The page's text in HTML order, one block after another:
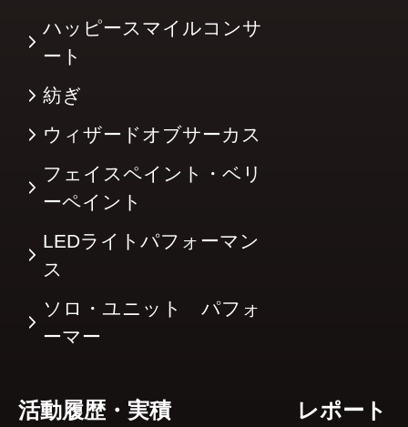
ハッピースマイルコンサ
ート
紡ぎ
ウィザードオブサーカス
フェイスペイント・ベリ
ーペイント
LEDライトパフォーマン
ス
ソロ・ユニット パフォ
ーマー
活動履歴・実積 レポート